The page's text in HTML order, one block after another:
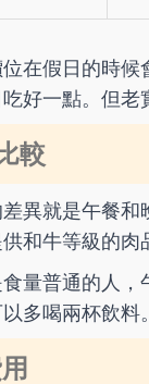
在假日的時
好一點。但
較
異就是午餐
和牛等級的
量普通的人
多喝兩杯飲料